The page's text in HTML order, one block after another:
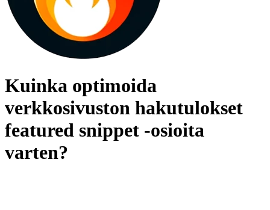
Kuinka optimoida
verkkosivuston hakutulokset
featured snippet -osioita
varten?